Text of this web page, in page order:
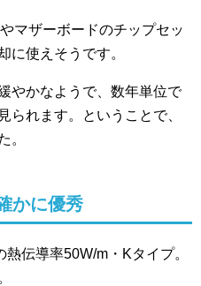
マザーボードのチップセッ
に使えそうです。
やかなようで、数年単位で
られます。ということで、
。
かに優秀
伝導率50W/m・Kタイプ。